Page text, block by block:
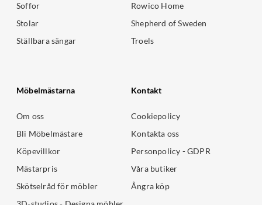
Soffor
Stolar
Ställbara sängar
Rowico Home
Shepherd of Sweden
Troels
Möbelmästarna
Om oss
Bli Möbelmästare
Köpevillkor
Mästarpris
Skötselråd för möbler
Kontakt
Cookiepolicy
Kontakta oss
Personpolicy - GDPR
Våra butiker
Ångra köp